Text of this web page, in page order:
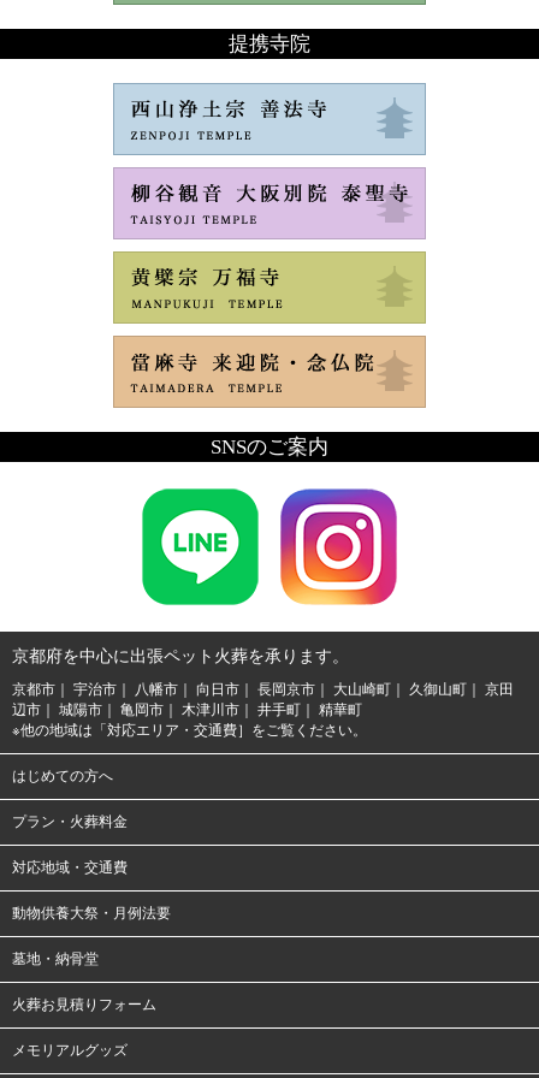
提携寺院
SNSのご案内
京都府を中心に出張ペット火葬を承ります。
京都市 宇治市 八幡市 向日市 長岡京市 大山崎町 久御山町
京田
辺市
城陽市 亀岡市 木津川市 井手町
精華町
※他の地域は「 対応エリア・交通費］をご覧ください。
はじめての方へ
プラン・火葬料金
対応地域・交通費
動物供養大祭・月例法要
墓地・納骨堂
火葬お見積りフォーム
メモリアルグッズ